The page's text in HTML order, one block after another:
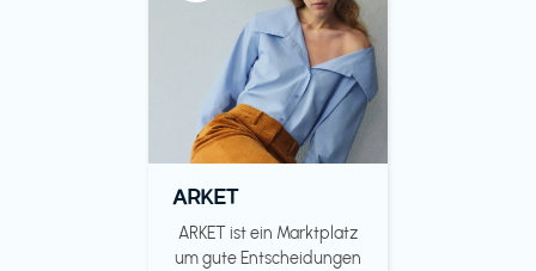
ARKET
ARKET ist ein Marktplatz
um gute Entscheidungen